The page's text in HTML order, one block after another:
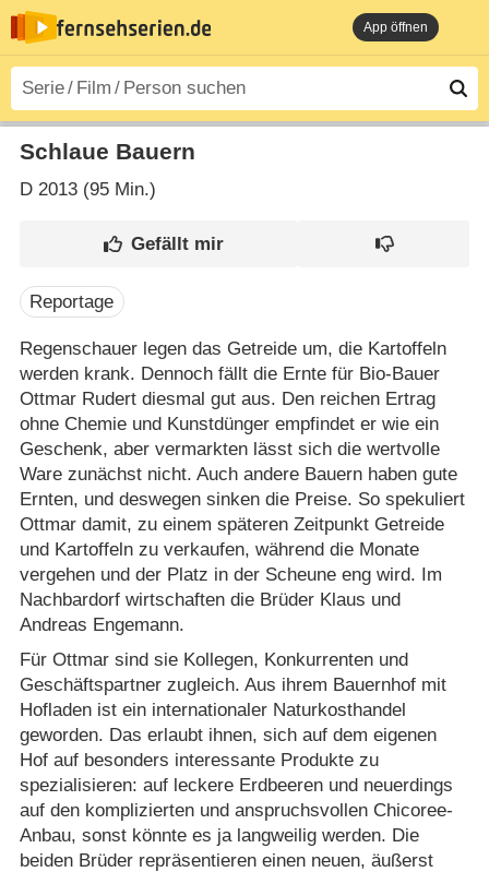
App öffnen
Schlaue Bauern
D2013 (95 Min.)
Reportage
Regenschauer legen das Getreide um, die Kartoffeln
werden krank. Dennoch fällt die Ernte für Bio-Bauer
Ottmar Rudert diesmal gut aus. Den reichen Ertrag
ohne Chemie und Kunstdünger empfindet er wie ein
Geschenk, aber vermarkten lässt sich die wertvolle
Ware zunächst nicht. Auch andere Bauern haben gute
Ernten, und deswegen sinken die Preise. So spekuliert
Ottmar damit, zu einem späteren Zeitpunkt Getreide
und Kartoffeln zu verkaufen, während die Monate
vergehen und der Platz in der Scheune eng wird. Im
Nachbardorf wirtschaften die Brüder Klaus und
Andreas Engemann.
Für Ottmar sind sie Kollegen, Konkurrenten und
Geschäftspartner zugleich. Aus ihrem Bauernhof mit
Hofladen ist ein internationaler Naturkosthandel
geworden. Das erlaubt ihnen, sich auf dem eigenen
Hof auf besonders interessante Produkte zu
spezialisieren: auf leckere Erdbeeren und neuerdings
auf den komplizierten und anspruchsvollen Chicoree-
Anbau, sonst könnte es ja langweilig werden. Die
beiden Brüder repräsentieren einen neuen, äußerst